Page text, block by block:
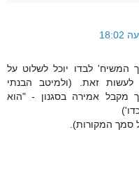
המשיח' לבדו יוכל לשלוט על
זאת. (ולמיטב הבנתי
מקבל אמירה בסגנון - "הוא
סמך המקורות).